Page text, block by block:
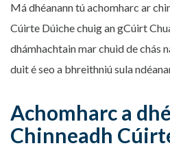
Má dhéanann tú achomharc ar
Cúirte Dúiche chuig an gCúirt
dhámhachtain mar chuid de chás
duit é seo a bhreithniú sula
Achomharc a
Chinneadh